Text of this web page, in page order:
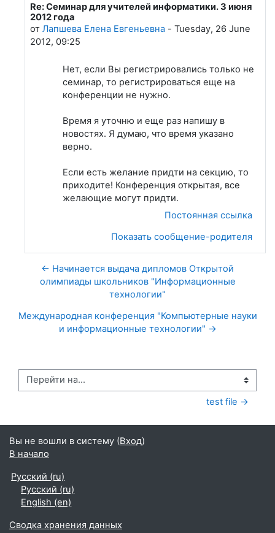
В ответ на Денисова Ольга
Re: Семинар для учителей информатики. 3 июня
2012 года
от Лапшева Елена Евгеньевна- Tuesday, 26 June
2012, 09:25
Нет, если Вы регистрировались только не
семинар, то регистрироваться еще на
конференции не нужно.
Время я уточню и еще раз напишу в
новостях. Я думаю, что время указано
верно.
Если есть желание придти на секцию, то
приходите! Конференция открытая, все
желающие могут придти.
Постоянная ссылка
Показать сообщение-родителя
← Начинается выдача дипломов Открытой
олимпиады школьников "Информационные
технологии"
Международная конференция "Компьютерные науки
и информационные технологии" →
Перейти на...
test file →
Вы не вошли в систему (Вход)
В начало
Русский ‎(ru)‎
Русский ‎(ru)‎
English ‎(en)‎
Сводка хранения данных